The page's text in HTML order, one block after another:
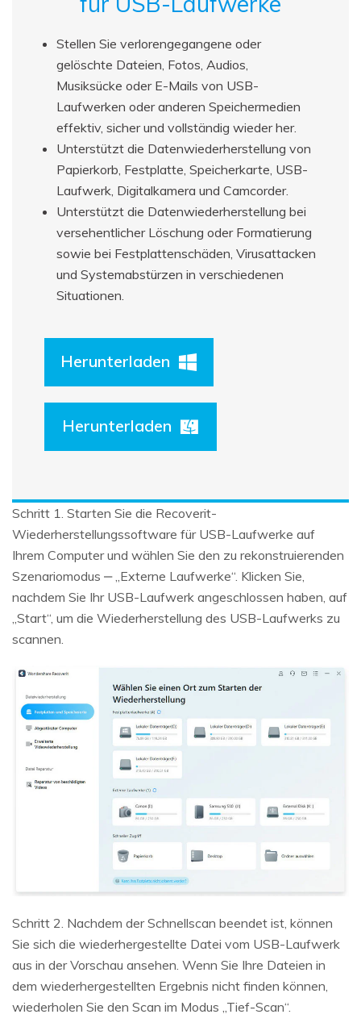
Stellen Sie verlorengegangene oder
gelöschte Dateien, Fotos, Audios,
Musiksücke oder E-Mails von USB-
Laufwerken oder anderen Speichermedien
effektiv, sicher und vollständig wieder her.
Unterstützt die Datenwiederherstellung von
Papierkorb, Festplatte, Speicherkarte, USB-
Laufwerk, Digitalkamera und Camcorder.
Unterstützt die Datenwiederherstellung bei
versehentlicher Löschung oder Formatierung
sowie bei Festplattenschäden, Virusattacken
und Systemabstürzen in verschiedenen
Situationen.
Herunterladen
Herunterladen
Schritt 1. Starten Sie die Recoverit-
Wiederherstellungssoftware für USB-Laufwerke auf
Ihrem Computer und wählen Sie den zu rekonstruierenden
Szenariomodus ‒ „Externe Laufwerke“. Klicken Sie,
nachdem Sie Ihr USB-Laufwerk angeschlossen haben, auf
„Start“, um die Wiederherstellung des USB-Laufwerks zu
scannen.
Schritt 2. Nachdem der Schnellscan beendet ist, können
Sie sich die wiederhergestellte Datei vom USB-Laufwerk
aus in der Vorschau ansehen. Wenn Sie Ihre Dateien in
dem wiederhergestellten Ergebnis nicht finden können,
wiederholen Sie den Scan im Modus „Tief-Scan“.